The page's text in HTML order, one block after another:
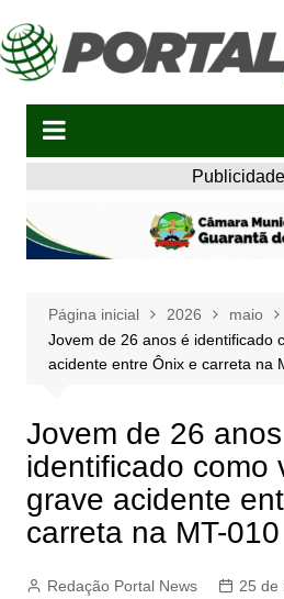
para
o
Página inicial 2026 maio
Jovem de 26 anos é identificado
acidente entre Ônix e carreta na
Jovem de 26
identificado como
grave acidente
carreta na MT-010
Redação Portal News 25 de